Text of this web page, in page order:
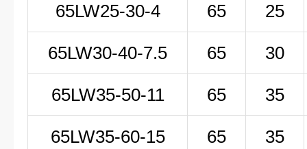
65LW25-30-4 65 25
65LW30-40-7.5 65 30
65LW35-50-11 65 35
65LW35-60-15 65 35